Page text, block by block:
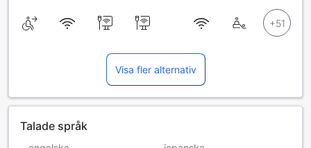
Visa fler alternativ
Talade språk